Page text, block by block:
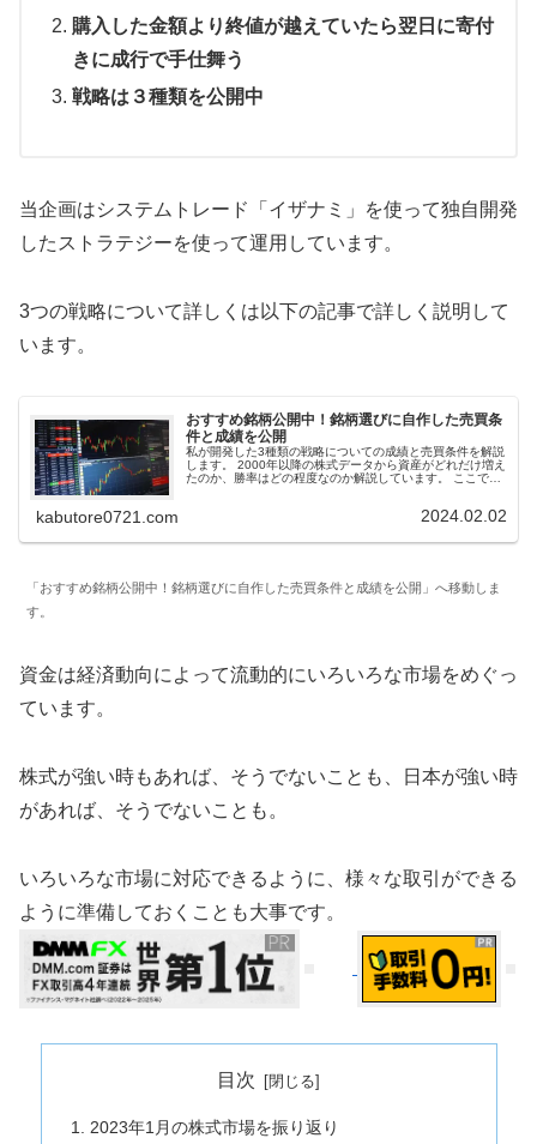
購入した金額より終値が越えていたら翌日に寄付
きに成行で手仕舞う
戦略は３種類を公開中
当企画はシステムトレード「イザナミ」を使って独自開発
したストラテジーを使って運用しています。
3つの戦略について詳しくは以下の記事で詳しく説明して
います。
おすすめ銘柄公開中！銘柄選びに自作した売買条
件と成績を公開
私が開発した3種類の戦略についての成績と売買条件を解説
します。 2000年以降の株式データから資産がどれだけ増え
たのか、勝率はどの程度なのか解説しています。 ここで紹
kabutore0721.com 2024.02.02
「おすすめ銘柄公開中！銘柄選びに自作した売買条件と成績を公開」へ移動しま
す。
資金は経済動向によって流動的にいろいろな市場をめぐっ
ています。
株式が強い時もあれば、そうでないことも、日本が強い時
があれば、そうでないことも。
いろいろな市場に対応できるように、様々な取引ができる
ように準備しておくことも大事です。
目次
2023年1月の株式市場を振り返り